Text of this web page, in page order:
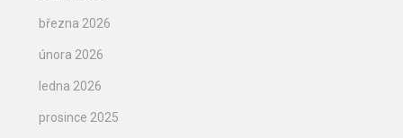
března 2026
února 2026
ledna 2026
prosince 2025